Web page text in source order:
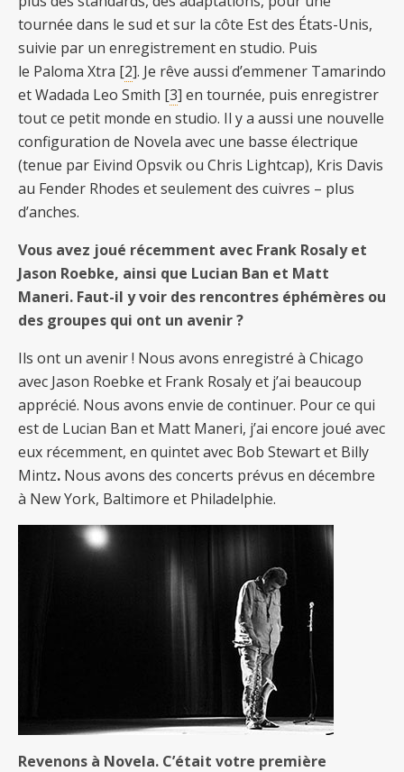
tournée dans le sud et sur la côte Est des États-Unis,
suivie par un enregistrement en studio. Puis
le Paloma Xtra [2]. Je rêve aussi d’emmener Tamarindo
et Wadada Leo Smith [3] en tournée, puis enregistrer
tout ce petit monde en studio. Il y a aussi une nouvelle
configuration de Novela avec une basse électrique
(tenue par Eivind Opsvik ou Chris Lightcap), Kris Davis
au Fender Rhodes et seulement des cuivres – plus
d’anches.
Vous avez joué récemment avec Frank Rosaly et
Jason Roebke, ainsi que Lucian Ban et Matt
Maneri. Faut-il y voir des rencontres éphémères ou
des groupes qui ont un avenir ?
Ils ont un avenir ! Nous avons enregistré à Chicago
avec Jason Roebke et Frank Rosaly et j’ai beaucoup
apprécié. Nous avons envie de continuer. Pour ce qui
est de Lucian Ban et Matt Maneri, j’ai encore joué avec
eux récemment, en quintet avec Bob Stewart et Billy
Mintz. Nous avons des concerts prévus en décembre
à New York, Baltimore et Philadelphie.
Revenons à Novela. C’était votre première